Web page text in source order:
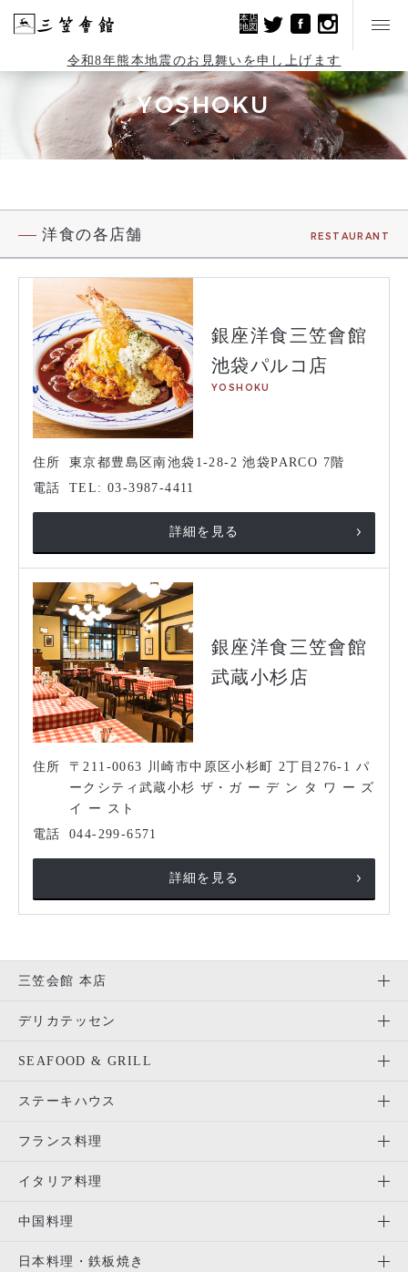
本店
地図
令和8年熊本地震のお見舞いを申し上げます
YOSHOKU
洋食の各店舗 RESTAURANT
銀座洋食三笠會館
池袋パルコ店
YOSHOKU
住所
東京都豊島区南池袋1-28-2 池袋PARCO 7階
電話
TEL: 03-3987-4411
詳細を見る
銀座洋食三笠會館
武蔵小杉店
住所
〒211-0063 川崎市中原区小杉町 2丁目276-1 パ
ークシティ武蔵小杉 ザ・ガ ー デ ン タ ワ ー ズ
イ ー スト
電話
044-299-6571
詳細を見る
三笠会館 本店
デリカテッセン
SEAFOOD & GRILL
ステーキハウス
フランス料理
イタリア料理
中国料理
日本料理・鉄板焼き